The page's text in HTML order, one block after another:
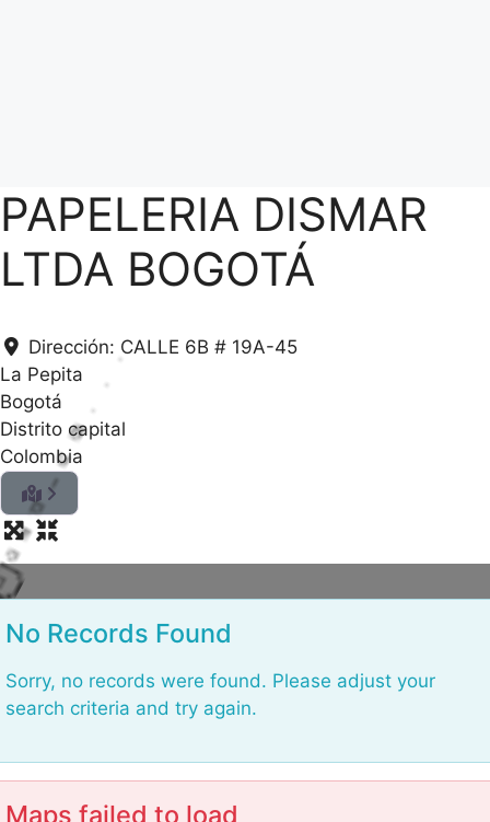
PAPELERIA DISMAR
LTDA BOGOTÁ
Dirección: CALLE 6B # 19A-45
La Pepita
Bogotá
Distrito capital
Colombia
o
a
i
n
.
.
No Records Found
Sorry, no records were found. Please adjust your
search criteria and try again.
Maps failed to load